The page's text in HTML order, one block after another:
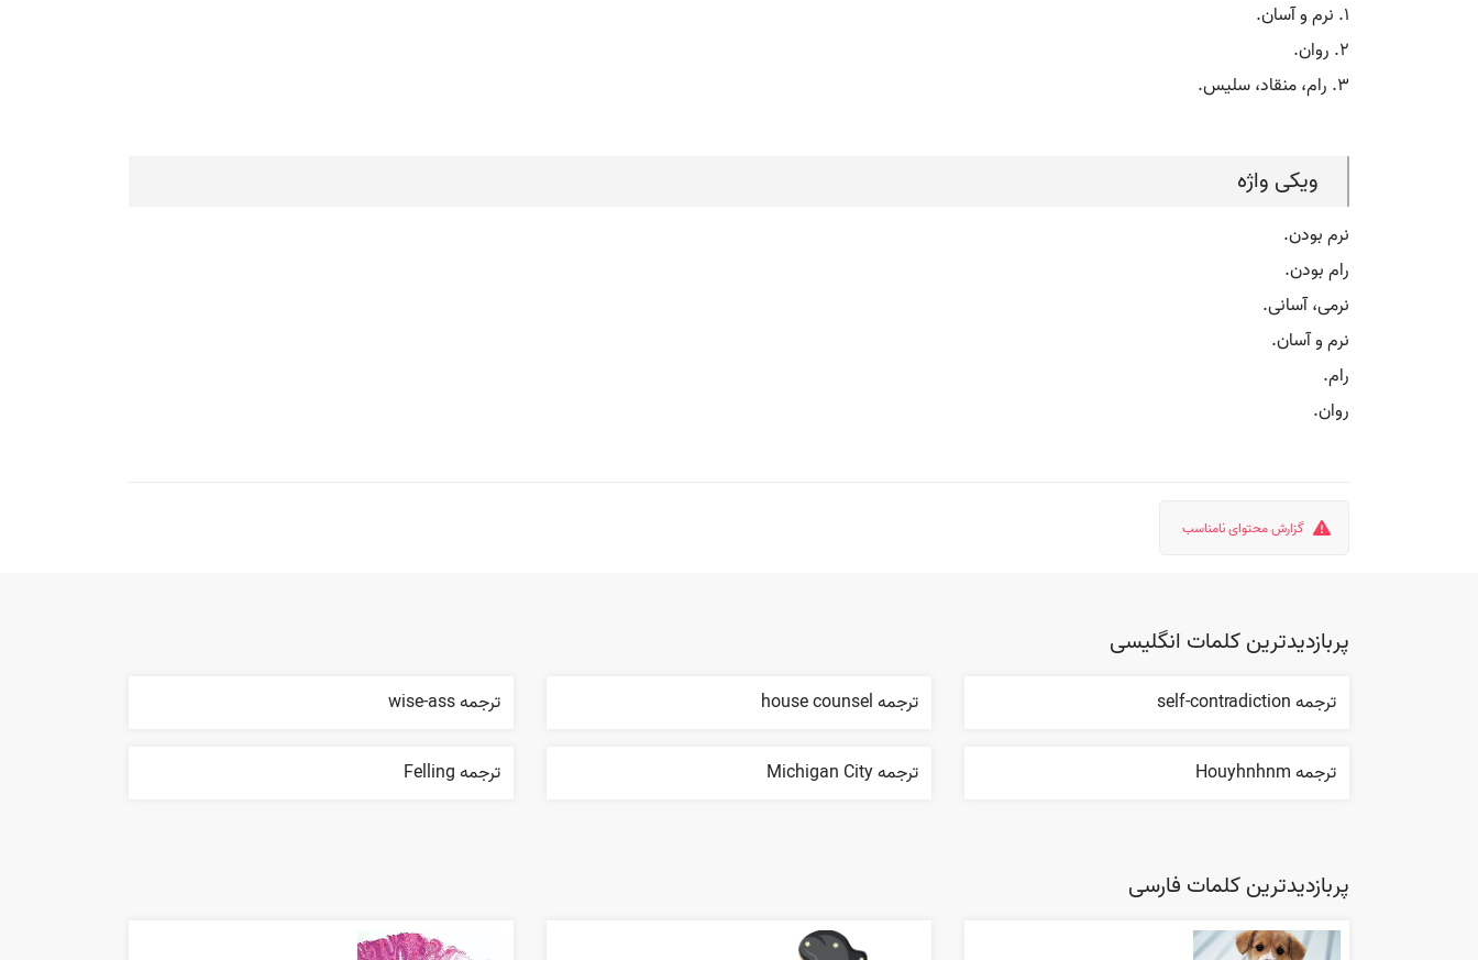
۱. نرم و آسان.
۲. روان.
۳. رام، منقاد، سلیس.
ویکی واژه
نرم بودن.
رام بودن.
نرمی، آسانی.
نرم و آسان.
رام.
روان.
گزارش محتوای نامناسب
پربازدیدترین کلمات انگلیسی
ترجمه self-contradiction ترجمه house counsel ترجمه wise-ass
ترجمه Houyhnhnm ترجمه Michigan City ترجمه Felling
پربازدیدترین کلمات فارسی